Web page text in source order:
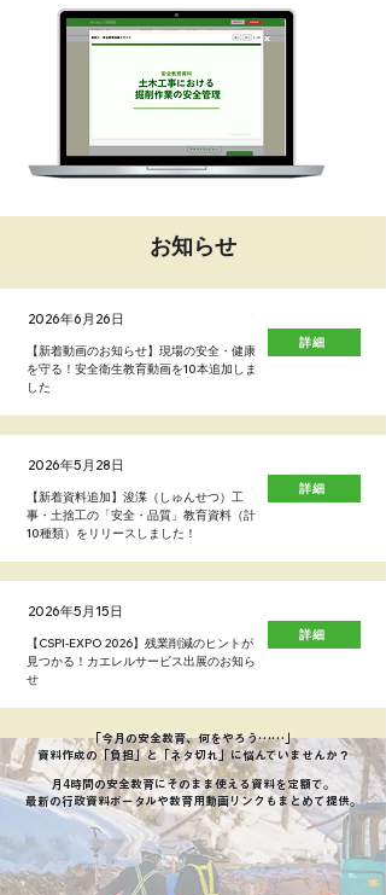
お知らせ
2026年6月26日
【新着動画のお知らせ】現場の安全・健康
を守る！安全衛生教育動画を10本追加しま
した
詳細
2026年5月28日
【新着資料追加】浚渫（しゅんせつ）工
事・土捨工の「安全・品質」教育資料（計
10種類）をリリースしました！
詳細
2026年5月15日
【CSPI-EXPO 2026】残業削減のヒントが
見つかる！カエレルサービス出展のお知ら
せ
詳細
「今月の安全教育、何をやろう……」
資料作成の「負担」と「ネタ切れ」に悩んでいませんか？
月4時間の安全教育にそのまま使える資料を定額で。
最新の行政資料ポータルや教育用動画リンクもまとめて提供。